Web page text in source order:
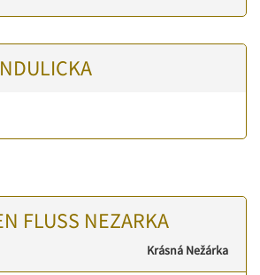
FLUSS NEZARKA
Krásná Nežárka